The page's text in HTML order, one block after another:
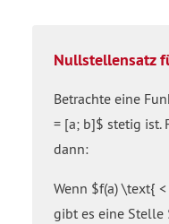
Nullstellensatz
Betrachte eine
= [a; b]$ stetig ist.
dann:
Wenn $f(a) \text{
gibt es eine